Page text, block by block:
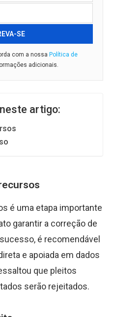
SE
com a nossa Política de
adicionais.
artigo:
é uma etapa importante
garantir a correção de
é recomendável
e apoiada em dados
que pleitos
serão rejeitados.